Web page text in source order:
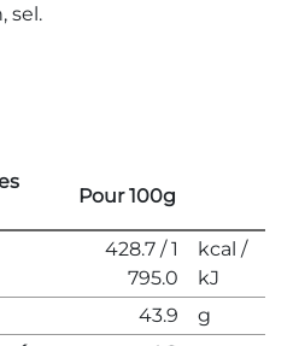
sel.
Pour 100g
428.7 / 1
795.0
kcal /
kJ
43.9
g